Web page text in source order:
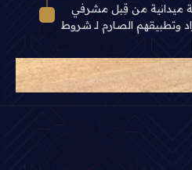
ميدانية من قِبل مشرفي
وتطبيقهم الصارم لـ شروط